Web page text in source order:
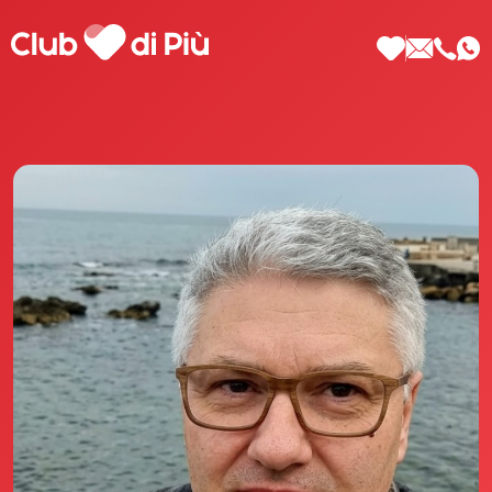
Scopri Club di Più
Le testimonianze Club di Più
La fondatrice Valeria Pilla
Annunci Donne
Agenzia matrimoniale Club di Più
Love Notebook